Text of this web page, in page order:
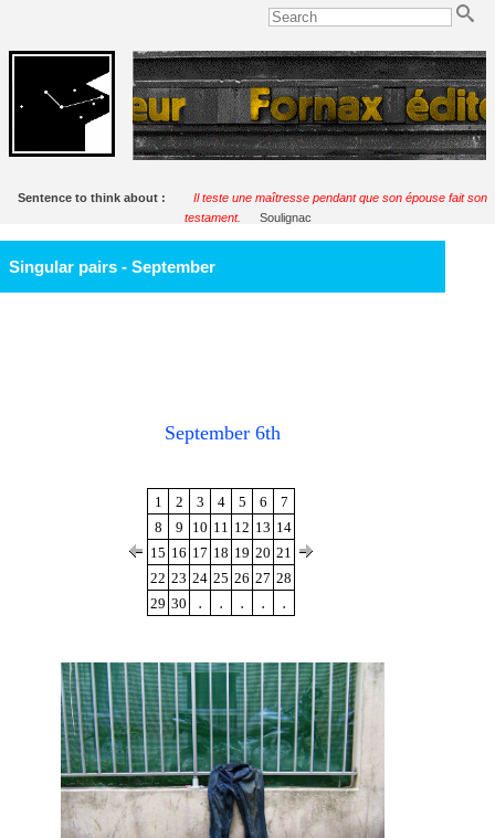
Sentence to think about :
Il teste une maîtresse pendant que son épouse fait son
testament.
Soulignac
Singular pairs - September
September 6th
1 2 3 4 5 6
7
8
9 10 11 12 13 14
15 16 17 18 19 20 21
22 23 24 25 26 27 28
29 30 . . . . .